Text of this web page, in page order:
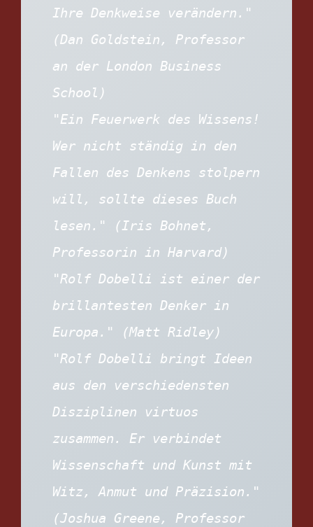
Ihre Denkweise verändern."
(Dan Goldstein, Professor
an der London Business
School)
"Ein Feuerwerk des Wissens!
Wer nicht ständig in den
Fallen des Denkens stolpern
will, sollte dieses Buch
lesen." (Iris Bohnet,
Professorin in Harvard)
"Rolf Dobelli ist einer der
brillantesten Denker in
Europa." (Matt Ridley)
"Rolf Dobelli bringt Ideen
aus den verschiedensten
Disziplinen virtuos
zusammen. Er verbindet
Wissenschaft und Kunst mit
Witz, Anmut und Präzision."
(Joshua Greene, Professor